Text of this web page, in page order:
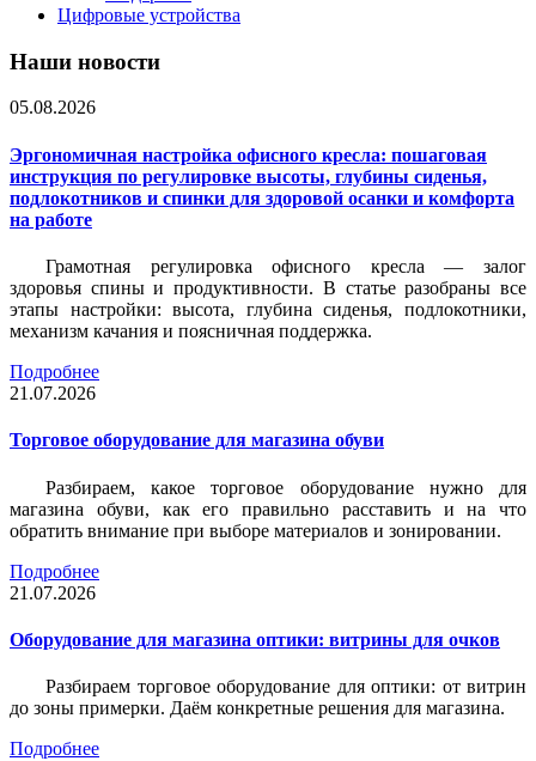
Цифровые устройства
Наши новости
05.08.2026
Эргономичная настройка офисного кресла: пошаговая
инструкция по регулировке высоты, глубины сиденья,
подлокотников и спинки для здоровой осанки и комфорта
на работе
Грамотная регулировка офисного кресла — залог
здоровья спины и продуктивности. В статье разобраны все
этапы настройки: высота, глубина сиденья, подлокотники,
механизм качания и поясничная поддержка.
Подробнее
21.07.2026
Торговое оборудование для магазина обуви
Разбираем, какое торговое оборудование нужно для
магазина обуви, как его правильно расставить и на что
обратить внимание при выборе материалов и зонировании.
Подробнее
21.07.2026
Оборудование для магазина оптики: витрины для очков
Разбираем торговое оборудование для оптики: от витрин
до зоны примерки. Даём конкретные решения для магазина.
Подробнее